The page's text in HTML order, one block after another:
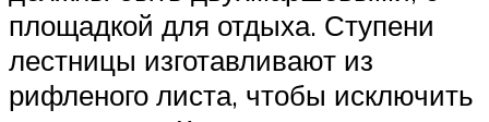
площадкой для отдыха. Ступени
лестницы изготавливают из
рифленого листа, чтобы исключить